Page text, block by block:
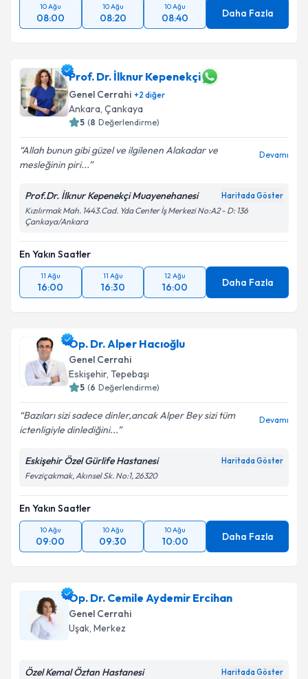
10 Ağu
08:00
10 Ağu
08:20
10 Ağu
08:40 Daha Fazla
Prof. Dr. İlknur Kepenekçi
Genel Cerrahi +2 diğer
Ankara, Çankaya
5 (8 Değerlendirme)
Allah bunun gibi güzel ve ilgilenen Alakadar ve
mesleğinin piri...
Devamı
Prof.Dr. İlknur Kepenekçi Muayenehanesi Haritada Göster
Kızılırmak Mah. 1443.Cad. Yda Center İş Merkezi No:A2 - D: 136
Çankaya/Ankara
En Yakın Saatler
11 Ağu
16:00
11 Ağu
16:30
12 Ağu
16:00 Daha Fazla
Op. Dr. Alper Hacıoğlu
Genel Cerrahi
Eskişehir, Tepebaşı
5 (6 Değerlendirme)
Bazıları sizi sadece dinler,ancak Alper Bey sizi tüm
ictenligiyle dinlediğini...
Devamı
Eskişehir Özel Gürlife Hastanesi Haritada Göster
Fevziçakmak, Akınsel Sk. No:1, 26320
En Yakın Saatler
10 Ağu
09:00
10 Ağu
09:30
10 Ağu
10:00 Daha Fazla
Op. Dr. Cemile Aydemir Ercihan
Genel Cerrahi
Uşak, Merkez
Özel Kemal Öztan Hastanesi Haritada Göster